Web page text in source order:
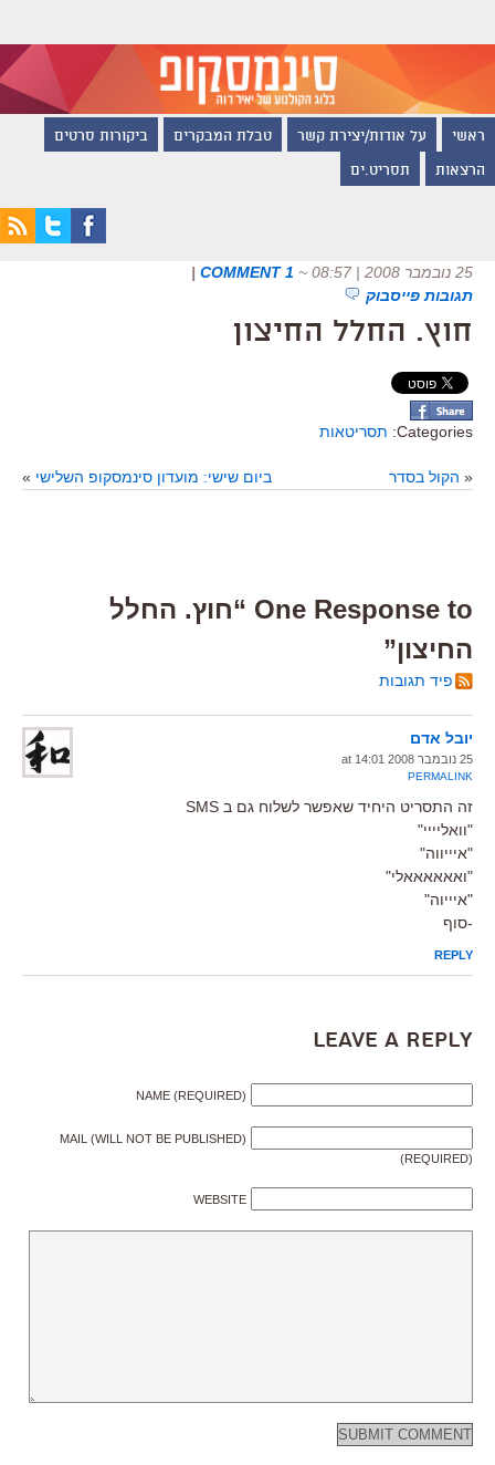
ראשי על אודות/יצירת קשר טבלת המבקרים ביקורות סרטים
הרצאות תסריט.ים
25 נובמבר 2008 | 08:57 ~
1 COMMENT
|
תגובות פייסבוק
חוץ. החלל החיצון
Categories: תסריטאות
« הקול בסדר ביום שישי: מועדון סינמסקופ השלישי »
One Response to “חוץ. החלל
החיצון”
פיד תגובות
יובל אדם
25 נובמבר 2008 at 14:01
PERMALINK
זה התסריט היחיד שאפשר לשלוח גם ב SMS
"וואליייי"
"איייווה"
"ואאאאאאלי"
"איייוה"
-סוף
REPLY
Leave a Reply
NAME (REQUIRED)
MAIL (WILL NOT BE PUBLISHED)
(REQUIRED)
WEBSITE